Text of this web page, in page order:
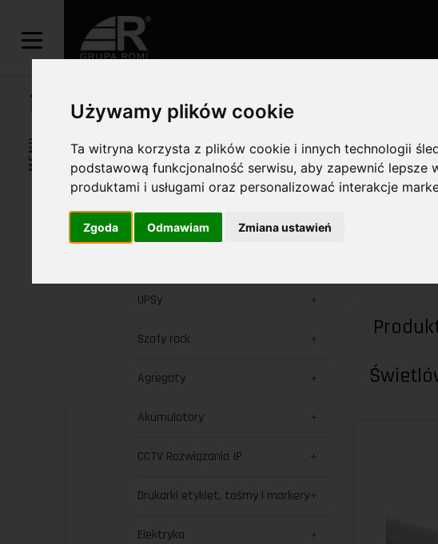
Używamy plików cookie
Ta witryna korzysta z plików cookie i innych technologii
podstawową funkcjonalność serwisu,aby zapewnić lepsze
produktami i usługami oraz personalizować interakcje
Zgoda Odmawiam Zmiana ustawień
MENU
HOME OFERTA PRODUKTY
ŚWIETLÓWKI LED
SZUKAJ
UPSy
Szafy rack
Agregaty
Akumulatory
CCTV Rozwiązania IP
Drukarki etykiet, taśmy i markery
Elektryka